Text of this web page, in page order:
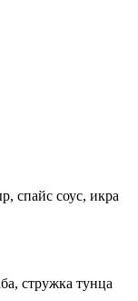
спайс соус, икра
стружка тунца